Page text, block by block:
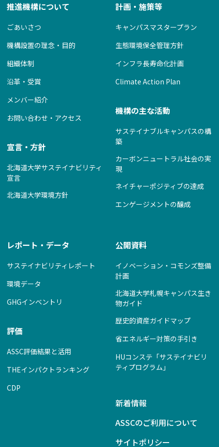
推進機構について
ごあいさつ
機構設置の理念・目的
組織体制
沿革・受賞
メンバー紹介
お問い合わせ・アクセス
宣言・方針
北海道大学サステイナビリティ
宣言
北海道大学環境方針
計画・施策等
キャンパスマスタープラン
生態環境保全管理方針
インフラ長寿命化計画
Climate Action Plan
機構の主な活動
サステイナブルキャンパスの構
築
カーボンニュートラル社会の実
現
ネイチャーポジティブの達成
エンゲージメントの醸成
レポート・データ
サステイナビリティレポート
環境データ
GHGインベントリ
評価
ASSC評価結果と活用
THEインパクトランキング
CDP
公開資料
イノベーション・コモンズ整備
計画
北海道大学札幌キャンパス生き
物ガイド
歴史的資産ガイドマップ
省エネルギー対策の手引き
HUコンステ「サステイナビリ
ティプログラム」
新着情報
ASSCのご利用について
サイトポリシー